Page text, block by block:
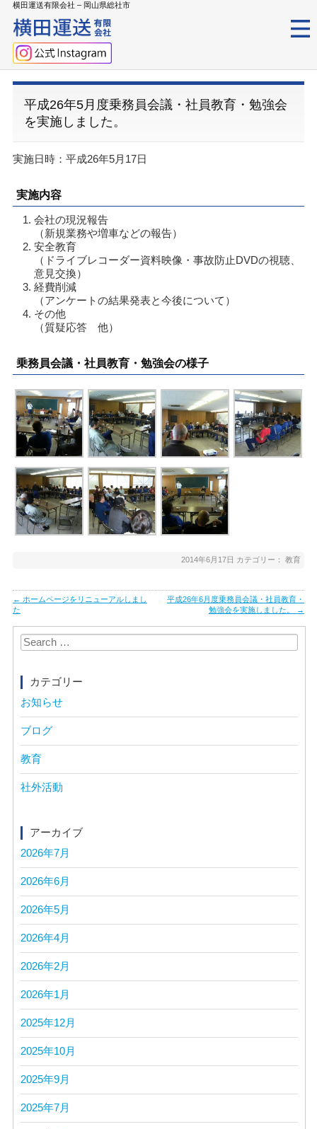
横田運送有限会社 – 岡山県総社市
平成26年5月度乗務員会議・社員教育・勉強会
を実施しました。
実施日時：平成26年5月17日
実施内容
会社の現況報告
（新規業務や増車などの報告）
安全教育
（ドライブレコーダー資料映像・事故防止DVDの視聴、
意見交換）
経費削減
（アンケートの結果発表と今後について）
その他
（質疑応答 他）
乗務員会議・社員教育・勉強会の様子
2014年6月17日 カテゴリー：教育
Post
navigation
← ホームページをリニューアルしまし
た
平成26年6月度乗務員会議・社員教育・
勉強会を実施しました。
→
Search
for:
カテゴリー
お知らせ
ブログ
教育
社外活動
アーカイブ
2026年7月
2026年6月
2026年5月
2026年4月
2026年2月
2026年1月
2025年12月
2025年10月
2025年9月
2025年7月